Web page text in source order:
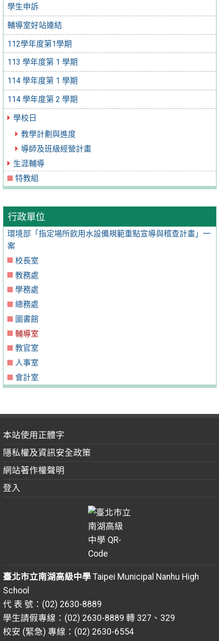
學生申訴
輔導室好站連結
112學年度第1學期
113 學年度第 1 學期
114 學年度第 1 學期
114 學年度第 2 學期
學校日
教學計劃與進度
導師及班級經營計畫
生涯輔導
特教組
行政單位
環境部「指定場所飲用水設備規範重點宣導與稽查計畫」一
案
校長室
教務處
學務處
總務處
圖書館
輔導室
教官室
人事室
會計室
本站使用正體字
隱私權及資訊安全政策
網站著作權聲明
登入
臺北市立南湖高級中學Taipei Municipal Nanhu High
School
代 表 號：(02) 2630-8889
學生請假專線：(02) 2630-8889 轉 327、329
校安 (緊急) 專線：(02) 2630-6554